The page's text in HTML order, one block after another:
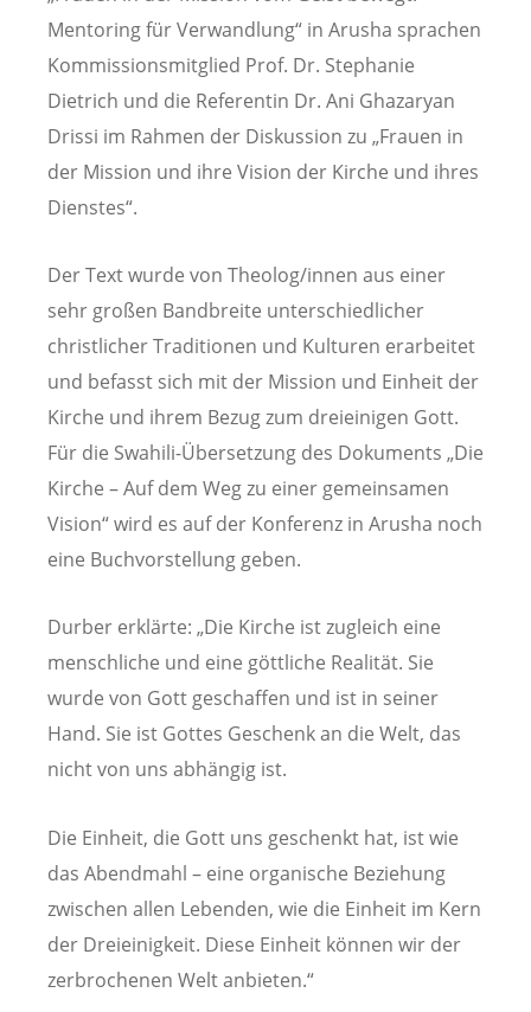
Mentoring für Verwandlung“ in Arusha sprachen
Kommissionsmitglied Prof. Dr. Stephanie
Dietrich und die Referentin Dr. Ani Ghazaryan
Drissi im Rahmen der Diskussion zu „Frauen in
der Mission und ihre Vision der Kirche und ihres
Dienstes“.
Der Text wurde von Theolog/innen aus einer
sehr großen Bandbreite unterschiedlicher
christlicher Traditionen und Kulturen erarbeitet
und befasst sich mit der Mission und Einheit der
Kirche und ihrem Bezug zum dreieinigen Gott.
Für die Swahili-Übersetzung des Dokuments „Die
Kirche – Auf dem Weg zu einer gemeinsamen
Vision“ wird es auf der Konferenz in Arusha noch
eine Buchvorstellung geben.
Durber erklärte: „Die Kirche ist zugleich eine
menschliche und eine göttliche Realität. Sie
wurde von Gott geschaffen und ist in seiner
Hand. Sie ist Gottes Geschenk an die Welt, das
nicht von uns abhängig ist.
Die Einheit, die Gott uns geschenkt hat, ist wie
das Abendmahl – eine organische Beziehung
zwischen allen Lebenden, wie die Einheit im Kern
der Dreieinigkeit. Diese Einheit können wir der
zerbrochenen Welt anbieten.“